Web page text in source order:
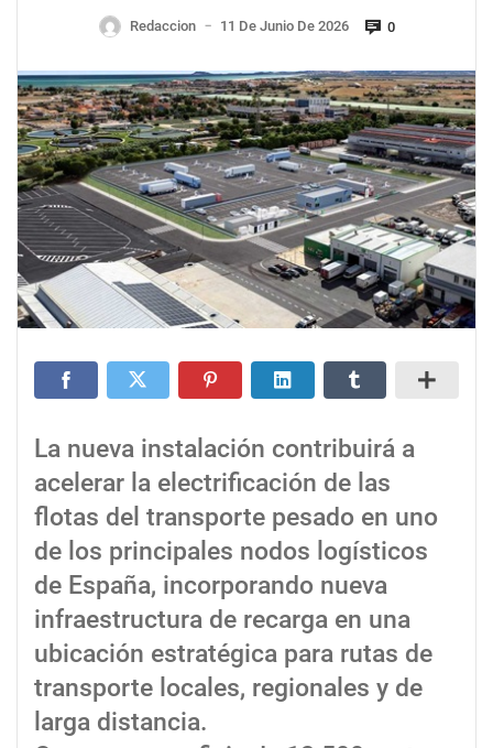
Redaccion — 11 De Junio De 2026 0
La nueva instalación contribuirá a
acelerar la electrificación de las
flotas del transporte pesado en uno
de los principales nodos logísticos
de España, incorporando nueva
infraestructura de recarga en una
ubicación estratégica para rutas de
transporte locales, regionales y de
larga distancia.